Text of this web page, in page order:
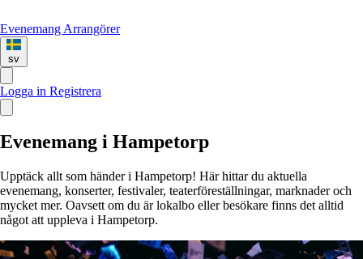
Evenemang Arrangörer
sv
Logga in Registrera
Evenemang i Hampetorp
Upptäck allt som händer i Hampetorp! Här hittar du aktuella
evenemang, konserter, festivaler, teaterföreställningar, marknader och
mycket mer. Oavsett om du är lokalbo eller besökare finns det alltid
något att uppleva i Hampetorp.